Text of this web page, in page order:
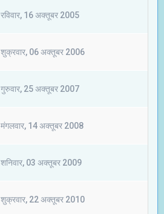
रविवार, 16 अक्तूबर 2005
शुक्रवार, 06 अक्तूबर 2006
गुरुवार, 25 अक्तूबर 2007
मंगलवार, 14 अक्तूबर 2008
शनिवार, 03 अक्तूबर 2009
शुक्रवार, 22 अक्तूबर 2010